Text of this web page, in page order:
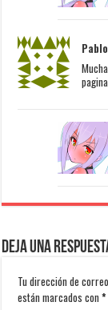
Pablo
Deja una
Tu dirección de
están marcados con*